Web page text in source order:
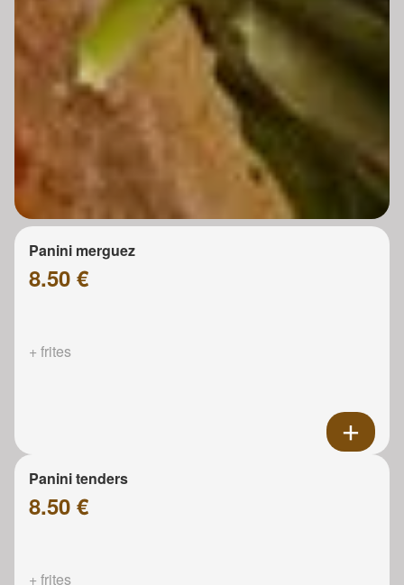
Panini merguez
8.50 €
+ frites
Panini tenders
8.50 €
+ frites